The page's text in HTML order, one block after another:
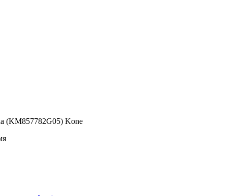
(KM857782G05) Kone